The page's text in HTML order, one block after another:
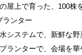
屋上で育った、100株
ランター
システムで、新鮮な
ランターで、会場を華